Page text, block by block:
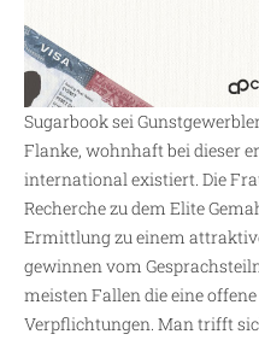
Sugarbook sei
Flanke, wohnhaft bei dieser
international existiert. Die
Recherche zu dem Elite
Ermittlung zu einem
gewinnen vom
meisten Fallen die eine
Verpflichtungen. Man trifft